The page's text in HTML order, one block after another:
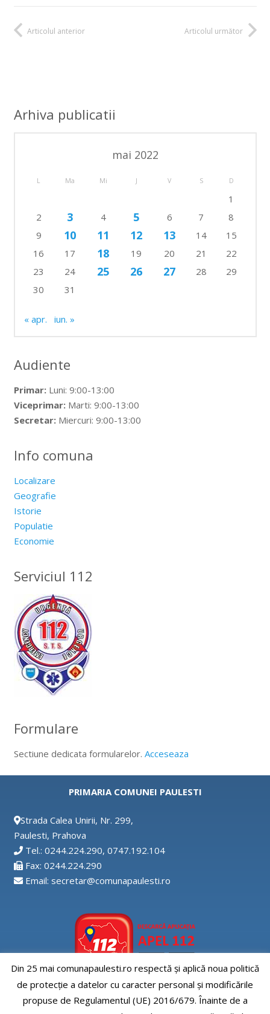
Articolul anterior Articolul următor
Arhiva publicatii
mai 2022
L Ma Mi J V S D
1
2
3 4 5 6 7
8
9
10 11 12 13 14
15
16
17 18 19 20 21
22
23
24 25 26 27 28
29
30
31
« apr. iun. »
Audiente
Primar:Luni: 9:00-13:00
Viceprimar:Marti: 9:00-13:00
Secretar:Miercuri: 9:00-13:00
Info comuna
Localizare
Geografie
Istorie
Populatie
Economie
Serviciul 112
Formulare
Sectiune dedicata formularelor. Acceseaza
PRIMARIA COMUNEI PAULESTI
Strada Calea Unirii, Nr. 299,
Paulesti, Prahova
Tel.: 0244.224.290, 0747.192.104
Fax: 0244.224.290
Email: secretar@comunapaulesti.ro
Aplicatia APEL112
Din 25 mai comunapaulesti.ro respectă și aplică noua politică
de protecție a datelor cu caracter personal și modificările
propuse de Regulamentul (UE) 2016/679. Înainte de a